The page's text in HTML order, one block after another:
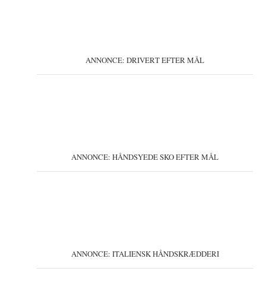
ANNONCE: DRIVERT EFTER MÅL
ANNONCE: HÅNDSYEDE SKO EFTER MÅL
ANNONCE: ITALIENSK HÅNDSKRÆDDERI